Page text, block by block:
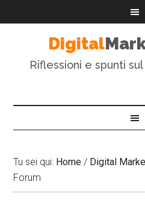
Digital
Riflessioni e spunti
Tu sei qui: Home / Digital
Forum